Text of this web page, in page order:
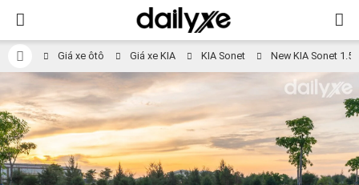
Giá xe ôtô Giá xe KIA KIA Sonet New KIA Sonet